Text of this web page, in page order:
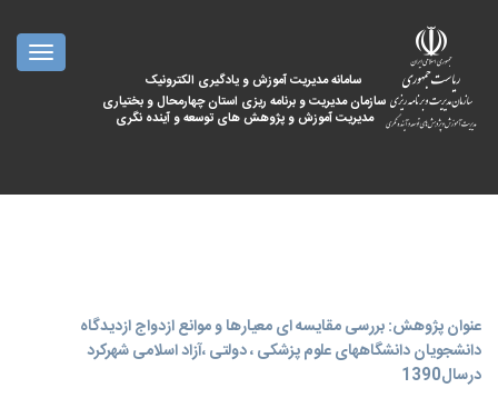
سامانه مدیریت آموزش و یادگیری الکترونیک
سازمان مدیریت و برنامه ریزی استان چهارمحال و بختیاری
مدیریت آموزش و پژوهش های توسعه و آینده نگری
عنوان پژوهش: بررسی مقایسه ای معیارها و موانع ازدواج ازدیدگاه
دانشجویان دانشگاههای علوم پزشکی ، دولتی ،آزاد اسلامی شهرکرد
درسال1390